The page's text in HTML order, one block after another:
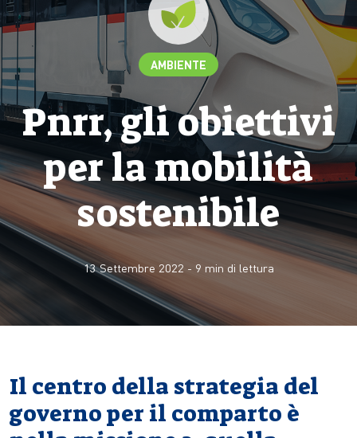
AMBIENTE
Pnrr, gli obiettivi
per la mobilità
sostenibile
13 Settembre 2022 - 9 min di lettura
Il centro della strategia del
governo per il comparto è